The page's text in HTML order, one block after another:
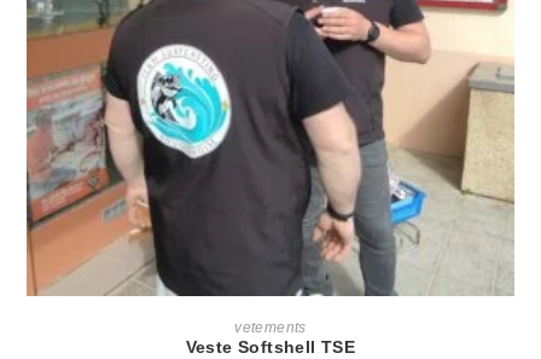
AJOUTER AU PANIER
vetements
Veste Softshell TSE